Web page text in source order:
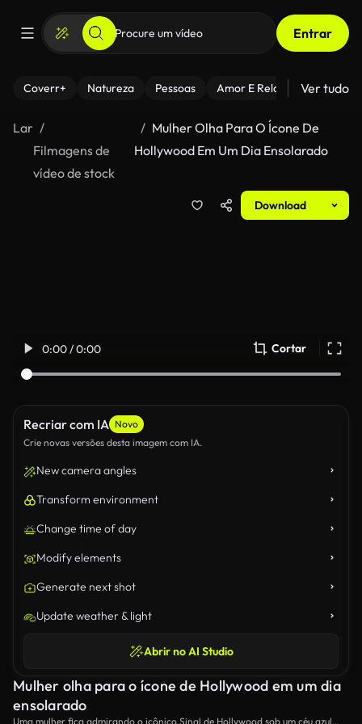
Entrar
Coverr+ Natureza Pessoas Amor E Relacionamentos
Ver tudo
Lar
Filmagens de
vídeo de stock
Mulher Olha Para O Ícone De
Hollywood Em Um Dia Ensolarado
Download
0:00 / 0:00 Cortar
Recriar com IA Novo
Crie novas versões desta imagem com IA.
New camera angles
Transform environment
Change time of day
Modify elements
Generate next shot
Update weather & light
Abrir no AI Studio
Mulher olha para o ícone de Hollywood em um dia
ensolarado
Uma mulher fica admirando o icônico Sinal de Hollywood sob um céu azul